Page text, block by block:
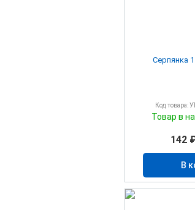
Серпянка
Код товара:
Товар в
142
В